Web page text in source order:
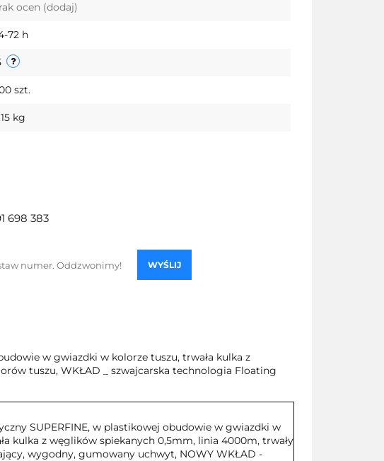
ocen (dodaj)
72 h
szt.
kg
698 383
WYŚLIJ
w gwiazdki w kolorze tuszu, trwała kulka z
tuszu, WKŁAD _ szwajcarska technologia Floating
SUPERFINE, w plastikowej obudowie w gwiazdki w
kulka z węglików spiekanych 0,5mm, linia 4000m, trwały
wygodny, gumowany uchwyt, NOWY WKŁAD -